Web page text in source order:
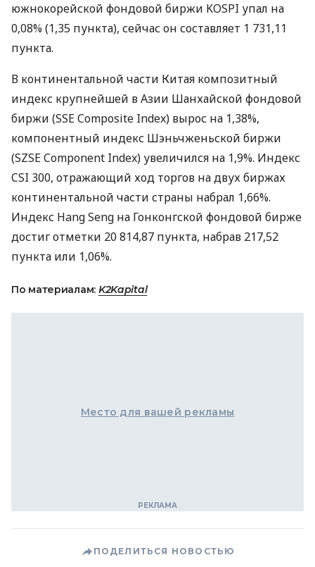
южнокорейской фондовой биржи KOSPI упал на
0,08% (1,35 пункта), сейчас он составляет 1 731,11
пункта.
В континентальной части Китая композитный
индекс крупнейшей в Азии Шанхайской фондовой
биржи (SSE Composite Index) вырос на 1,38%,
компонентный индекс Шэньчженьской биржи
(SZSE Component Index) увеличился на 1,9%. Индекс
CSI 300, отражающий ход торгов на двух биржах
континентальной части страны набрал 1,66%.
Индекс Hang Seng на Гонконгской фондовой бирже
достиг отметки 20 814,87 пункта, набрав 217,52
пункта или 1,06%.
По материалам: K2Kapital
Место для вашей рекламы
ПОДЕЛИТЬСЯ НОВОСТЬЮ